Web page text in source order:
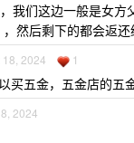
我们这边一般是女方
然后剩下的都会返还
18, 2024 1
买五金，五金店的五
2024